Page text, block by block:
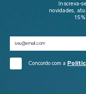
Inscreva-
novidades,
Concordo com a